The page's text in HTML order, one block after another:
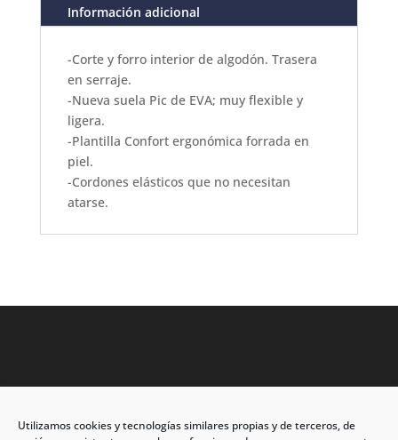
Utilizamos cookies y tecnologías similares propias y de terceros, de
Información adicional
-Corte y forro interior de algodón. Trasera
en serraje.
-Nueva suela Pic de EVA; muy flexible y
ligera.
-Plantilla Confort ergonómica forrada en
piel.
-Cordones elásticos que no necesitan
atarse.
Dirección: C/Eleuterio Quintanilla nº67 – Esq. Río de